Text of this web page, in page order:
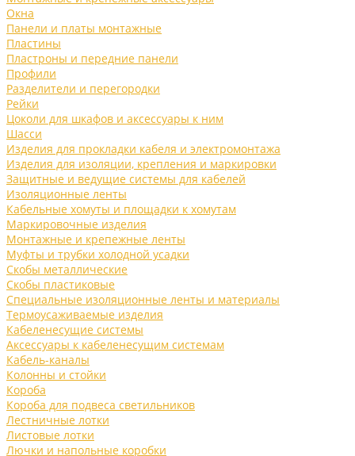
Окна
Панели и платы монтажные
Пластины
Пластроны и передние панели
Профили
Разделители и перегородки
Рейки
Цоколи для шкафов и аксессуары к ним
Шасси
Изделия для прокладки кабеля и электромонтажа
Изделия для изоляции, крепления и маркировки
Защитные и ведущие системы для кабелей
Изоляционные ленты
Кабельные хомуты и площадки к хомутам
Маркировочные изделия
Монтажные и крепежные ленты
Муфты и трубки холодной усадки
Скобы металлические
Скобы пластиковые
Специальные изоляционные ленты и материалы
Термоусаживаемые изделия
Кабеленесущие системы
Аксессуары к кабеленесущим системам
Кабель-каналы
Колонны и стойки
Короба
Короба для подвеса светильников
Лестничные лотки
Листовые лотки
Лючки и напольные коробки